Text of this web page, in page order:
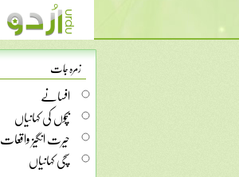
زمرہ جات
افسانے
بچوں کی کہانیاں
حیرت انگیز واقعات
سچی کہانیاں